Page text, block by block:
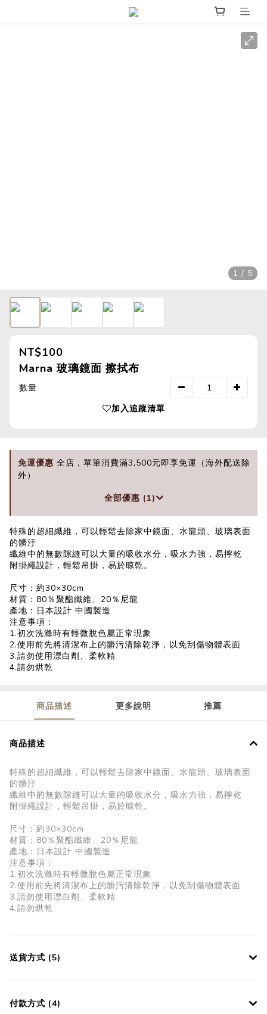
1 / 5
NT$100
Marna 玻璃鏡面 擦拭布
數量
加入追蹤清單
免運優惠 全店，單筆消費滿3,500元即享免運（海外配送除
外）
全部優惠 (1)
特殊的超細纖維，可以輕鬆去除家中鏡面、水龍頭、玻璃表面
的髒汙
纖維中的無數隙縫可以大量的吸收水分，吸水力強，易擰乾
附掛繩設計，輕鬆吊掛，易於晾乾。
尺寸：約30×30cm
材質：80％聚酯纖維、20％尼龍
產地：日本設計 中國製造
注意事項：
1.初次洗滌時有輕微脫色屬正常現象
2.使用前先將清潔布上的髒污清除乾淨，以免刮傷物體表面
3.請勿使用漂白劑、柔軟精
4.請勿烘乾
商品描述 更多說明 推薦
商品描述
特殊的超細纖維，可以輕鬆去除家中鏡面、水龍頭、玻璃表面
的髒汙
纖維中的無數隙縫可以大量的吸收水分，吸水力強，易擰乾
附掛繩設計，輕鬆吊掛，易於晾乾。
尺寸：約30×30cm
材質：80％聚酯纖維、20％尼龍
產地：日本設計 中國製造
注意事項：
1.初次洗滌時有輕微脫色屬正常現象
2.使用前先將清潔布上的髒污清除乾淨，以免刮傷物體表面
3.請勿使用漂白劑、柔軟精
4.請勿烘乾
送貨方式 (5)
付款方式 (4)